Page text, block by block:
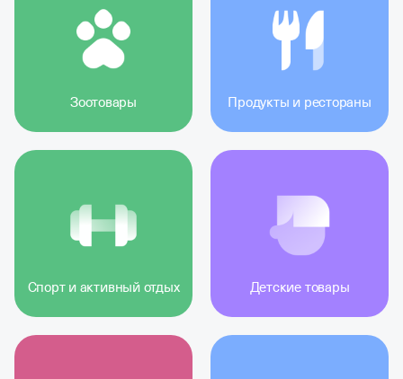
Зоотовары Продукты и рестораны
Спорт и активный отдых Детские товары